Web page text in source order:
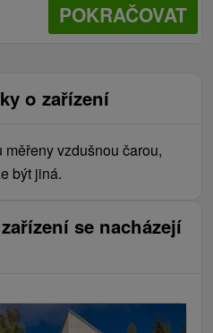
POKRAČOVAT
o zařízení
vzdušnou čarou,
být jiná.
se nacházejí